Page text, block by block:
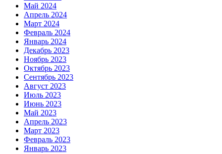
Май 2024
Апрель 2024
Март 2024
Февраль 2024
Январь 2024
Декабрь 2023
Ноябрь 2023
Октябрь 2023
Сентябрь 2023
Август 2023
Июль 2023
Июнь 2023
Май 2023
Апрель 2023
Март 2023
Февраль 2023
Январь 2023